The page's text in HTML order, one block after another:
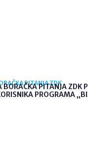
PITANJA ZDK
PITANJA ZDK
PROGRAMA